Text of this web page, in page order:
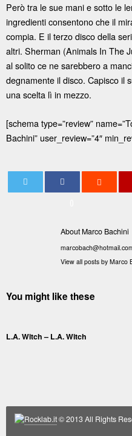
Però tra le sue mani e sotto le
ingredienti consentono che il
compia. E il terzo disco della
altri. Sherman (Animals In The
al solito ce ne sarebbero a
degnamente il disco. Capisco il
una scelta lì in mezzo.
[schema type=”review”
Bachini” user_review=”4″
About Marco Bachini
View all posts by Marco
You might like these
L.A. Witch – L.A. Witch
Rocklab.it© 2013 All Rights